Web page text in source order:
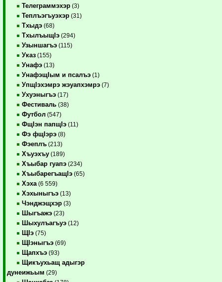
Телеграммэхэр (3)
Теплъэгъуэхэр (31)
Тхыдэ (68)
ТхылъыщIэ (294)
Узыншагъэ (115)
Указ (155)
Унафэ (13)
УнафэщIым и псалъэ (1)
УпщIэхэмрэ жэуапхэмрэ (7)
Ухуэныгъэ (17)
Фестиваль (38)
Футбол (547)
ФщIэн папщIэ (11)
Фэ фщIэрэ (8)
Фэеплъ (213)
Хъуэхъу (189)
Хъыбар гуапэ (234)
ХъыбарегъащIэ (65)
Хэха (6 559)
Хэхыныгъэ (13)
Чэнджэщхэр (3)
Шыгъажэ (23)
Шыхулъагъуэ (12)
ЩIэ (75)
ЩIэныгъэ (69)
Щапхъэ (93)
Щикъухьащ адыгэр
дунеижьым (29)